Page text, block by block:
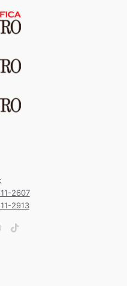
2607
2913
TikTok